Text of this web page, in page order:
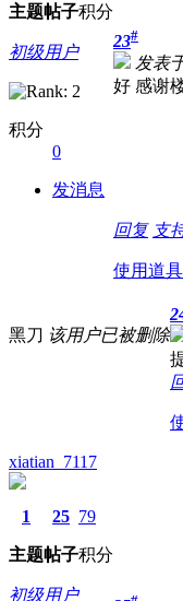
主题帖子积分
初级用户
积分
0
发消息
23#
发表
好 感谢
回复 支
使用道具
黑刀 该用户已被删除
xiatian_7117
1
主题
25
帖子
79
积分
初级用户